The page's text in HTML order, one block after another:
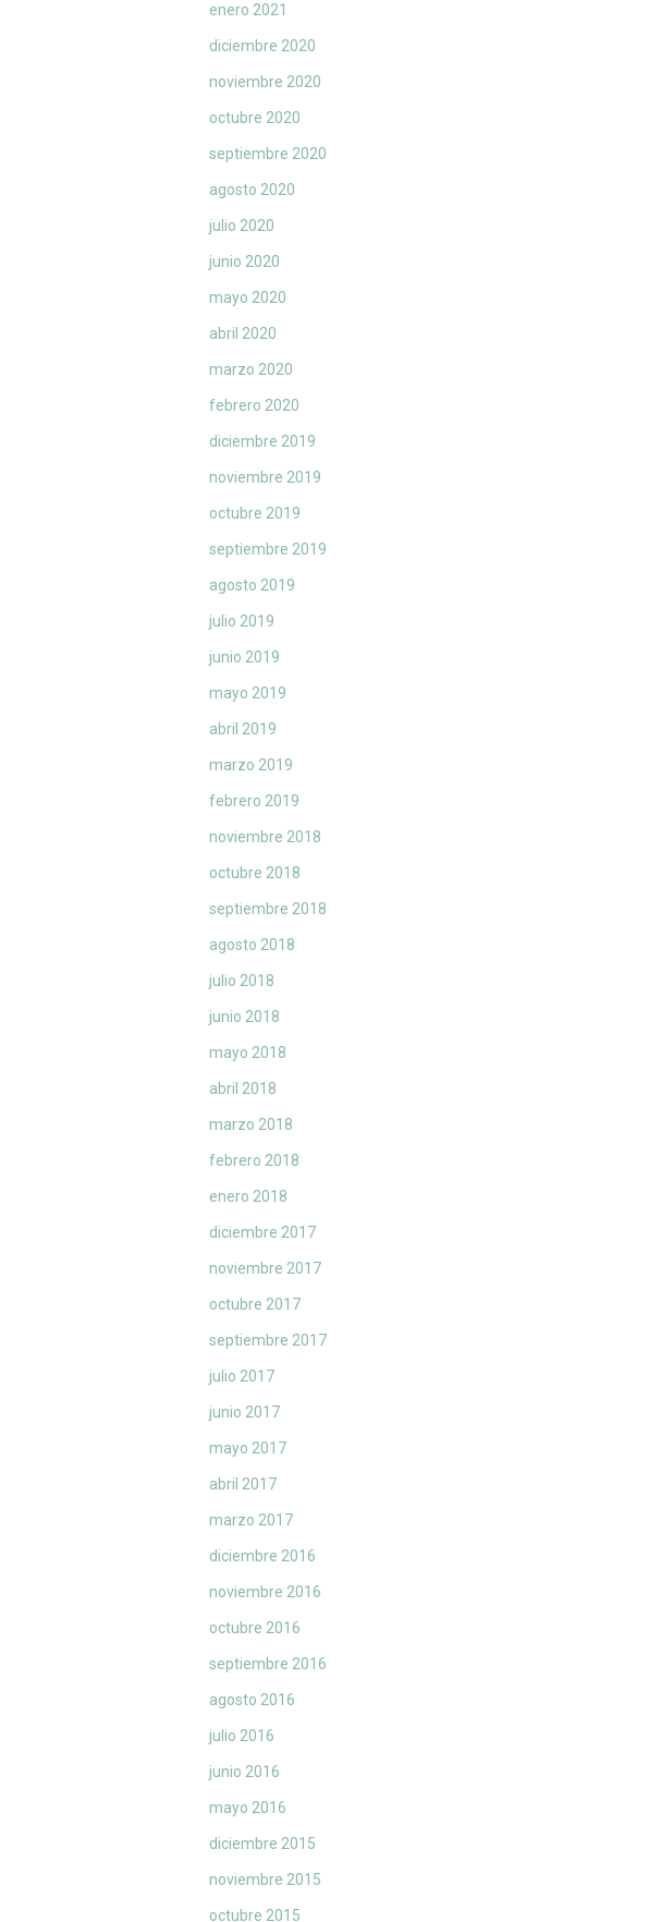
enero 2021
diciembre 2020
noviembre 2020
octubre 2020
septiembre 2020
agosto 2020
julio 2020
junio 2020
mayo 2020
abril 2020
marzo 2020
febrero 2020
diciembre 2019
noviembre 2019
octubre 2019
septiembre 2019
agosto 2019
julio 2019
junio 2019
mayo 2019
abril 2019
marzo 2019
febrero 2019
noviembre 2018
octubre 2018
septiembre 2018
agosto 2018
julio 2018
junio 2018
mayo 2018
abril 2018
marzo 2018
febrero 2018
enero 2018
diciembre 2017
noviembre 2017
octubre 2017
septiembre 2017
julio 2017
junio 2017
mayo 2017
abril 2017
marzo 2017
diciembre 2016
noviembre 2016
octubre 2016
septiembre 2016
agosto 2016
julio 2016
junio 2016
mayo 2016
diciembre 2015
noviembre 2015
octubre 2015